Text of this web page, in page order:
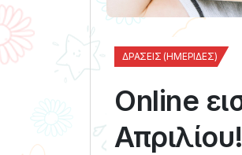
ΔΡΆΣΕΙΣ (ΗΜΕΡΊΔΕΣ)
Online